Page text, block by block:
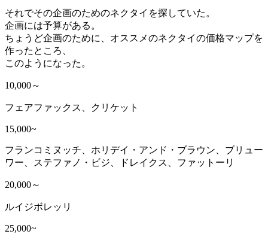
それでその企画のためのネクタイを探していた。
企画には予算がある。
ちょうど企画のために、オススメのネクタイの価格マップを
作ったところ、
このようになった。
10,000～
フェアファックス、クリケット
15,000~
フランコミヌッチ、ホリデイ・アンド・ブラウン、ブリュー
ワー、
ステファノ・ビジ、ドレイクス、ファットーリ
20,000～
ルイジボレッリ
25,000~